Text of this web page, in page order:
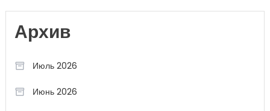
Архив
Июль 2026
Июнь 2026